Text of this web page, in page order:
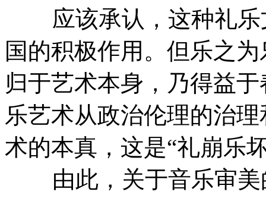
应该承认，这种礼乐
国的积极作用。但乐之
归于艺术本身，乃得益
乐艺术从政治伦理的治
术的本真，这是“礼崩乐
由此，关于音乐审美